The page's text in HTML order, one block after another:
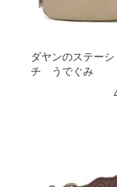
ダヤンのステー
チ うでぐみ